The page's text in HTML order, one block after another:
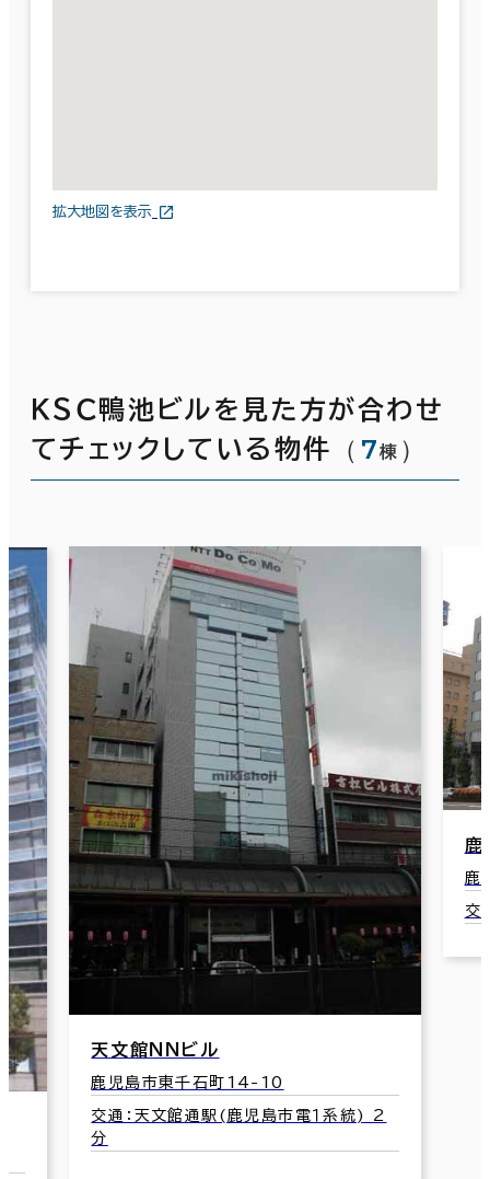
拡大地図を表示
ＫＳＣ鴨池ビルを見た方が合わせ
てチェックしている物件
（ 7棟 ）
天文館ＮＮビル
鹿児島市東千石町14-10
交通：天文館通駅(鹿児島市電１系統) 2
分
鹿
鹿
交